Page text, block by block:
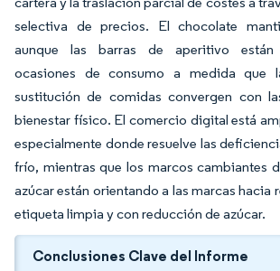
selectiva de precios. El chocolate
aunque las barras de aperitivo están
ocasiones de consumo a medida que
sustitución de comidas convergen con
bienestar físico. El comercio digital está
especialmente donde resuelve las
frío, mientras que los marcos cambiantes
azúcar están orientando a las marcas hacia
etiqueta limpia y con reducción de azúcar.
Conclusiones Clave del Informe